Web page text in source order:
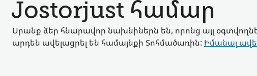
Jostorjust համար
Սրանք ձեր հնարավոր նախնիներն են, որոնց այլ
արդեն ավելացրել են համայնքի Տոհմածառին: Իմանալ